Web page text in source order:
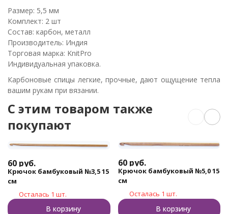
Размер: 5,5 мм
Комплект: 2 шт
Состав: карбон, металл
Производитель: Индия
Торговая марка: KnitPro
Индивидуальная упаковка.
Карбоновые спицы легкие, прочные, дают ощущение тепла
вашим рукам при вязании.
C этим товаром также
покупают
60 руб.
Крючок бамбуковый №3,5 15
см
Осталась 1 шт.
В корзину
60 руб.
Крючок бамбуковый №5,0 15
см
Осталась 1 шт.
В корзину